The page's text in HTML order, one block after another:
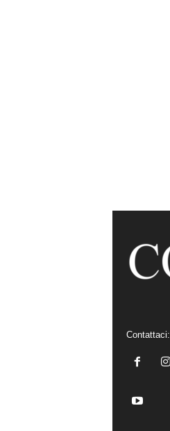
Contattaci: